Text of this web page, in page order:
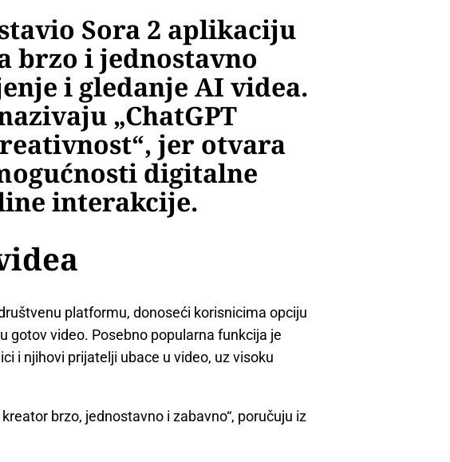
Sora 2 aplikaciju
brzo i jednostavno
i gledanje AI videa.
„ChatGPT
jer otvara
digitalne
interakcije.
platformu, donoseći korisnicima opciju
gotov video. Posebno popularna funkcija je
i njihovi prijatelji ubace u video, uz visoku
brzo, jednostavno i zabavno“, poručuju iz